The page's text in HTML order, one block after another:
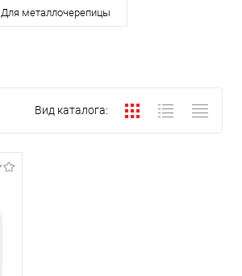
Для металлочерепицы
Вид каталога: